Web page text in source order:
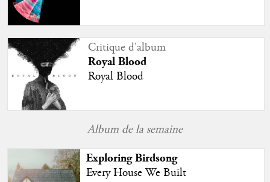
Critique d'album
Royal Blood
Royal Blood
Album de la semaine
Exploring Birdsong
Every House We Built